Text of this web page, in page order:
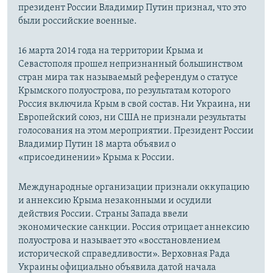
президент России Владимир Путин признал, что это
были российские военные.
16 марта 2014 года на территории Крыма и
Севастополя прошел непризнанный большинством
стран мира так называемый референдум о статусе
Крымского полуострова, по результатам которого
Россия включила Крым в свой состав. Ни Украина, ни
Европейский союз, ни США не признали результаты
голосования на этом мероприятии. Президент России
Владимир Путин 18 марта объявил о
«присоединении» Крыма к России.
Международные организации признали оккупацию
и аннексию Крыма незаконными и осудили
действия России. Страны Запада ввели
экономические санкции. Россия отрицает аннексию
полуострова и называет это «восстановлением
исторической справедливости». Верховная Рада
Украины официально объявила датой начала